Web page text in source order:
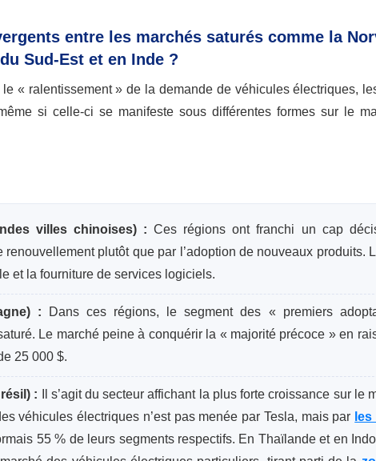
entre les marchés saturés comme la
Sud-Est et en Inde ?
« ralentissement » de la demande de véhicules électriques,
si celle-ci se manifeste sous différentes formes sur le
villes chinoises) : Ces régions ont franchi un cap
plutôt que par l’adoption de nouveaux produits.
et la fourniture de services logiciels.
: Dans ces régions, le segment des « premiers
Le marché peine à conquérir la « majorité précoce » en
25 000 $.
: Il s’agit du secteur affichant la plus forte croissance sur le
véhicules électriques n’est pas menée par Tesla, mais par
55 % de leurs segments respectifs. En Thaïlande et en